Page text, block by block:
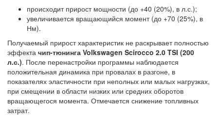
происходит прирост мощности (до +40 (20%), в л.с.);
увеличивается вращающийся момент (до +70 (25%), в
Нм).
Получаемый прирост характеристик не раскрывает полностью
эффекта чип-тюнинга Volkswagen Scirocco 2.0 TSI (200
л.с.). После перенастройки программы наблюдается
положительная динамика при провалах в разгоне, в
показателях эластичности при неполных или малых нагрузках,
при смещении в области низких или средних оборотов
вращающегося момента. Отмечается снижение топливных
затрат.